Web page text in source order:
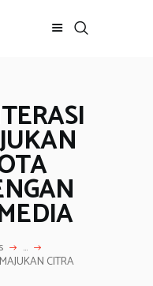
...
CITRA